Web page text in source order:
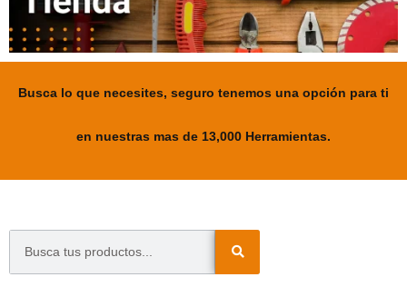
Busca lo que necesites, seguro tenemos una opción para ti
en nuestras mas de 13,000 Herramientas.